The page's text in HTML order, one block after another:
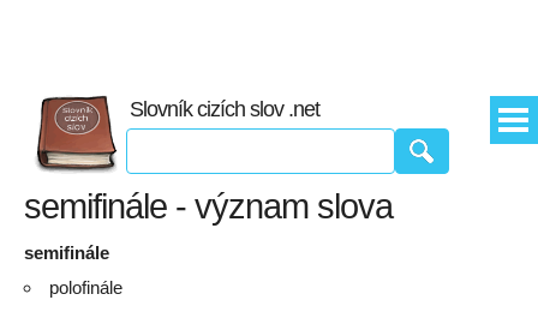
Slovník cizích slov .net
semifinále - význam slova
semifinále
polofinále